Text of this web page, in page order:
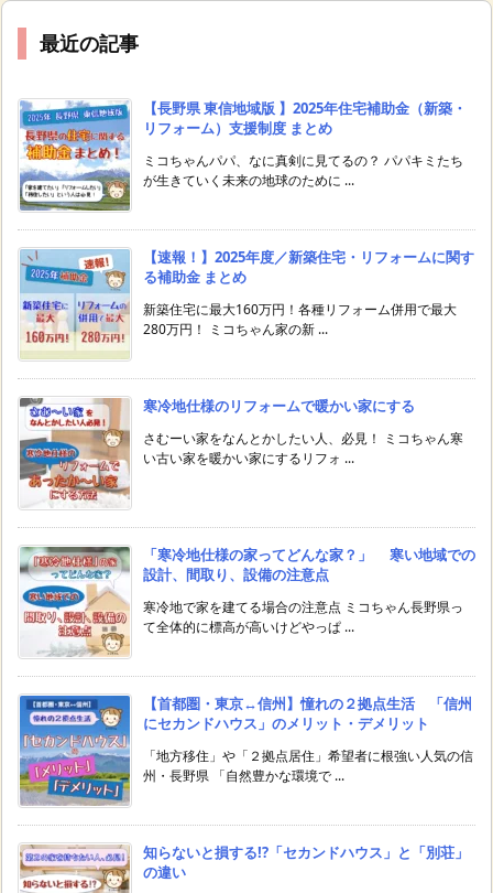
最近の記事
【長野県 東信地域版 】2025年住宅補助金（新築・
リフォーム）支援制度 まとめ
ミコちゃんパパ、なに真剣に見てるの？ パパキミたち
が生きていく未来の地球のために ...
【速報！】2025年度／新築住宅・リフォームに関す
る補助金 まとめ
新築住宅に最大160万円！各種リフォーム併用で最大
280万円！ ミコちゃん家の新 ...
寒冷地仕様のリフォームで暖かい家にする
さむーい家をなんとかしたい人、必見！ ミコちゃん寒
い古い家を暖かい家にするリフォ ...
「寒冷地仕様の家ってどんな家？」 寒い地域での
設計、間取り、設備の注意点
寒冷地で家を建てる場合の注意点 ミコちゃん長野県っ
て全体的に標高が高いけどやっぱ ...
【首都圏・東京↔︎信州】憧れの２拠点生活 「信州
にセカンドハウス」のメリット・デメリット
「地方移住」や「２拠点居住」希望者に根強い人気の信
州・長野県 「自然豊かな環境で ...
知らないと損する!?「セカンドハウス」と「別荘」
の違い